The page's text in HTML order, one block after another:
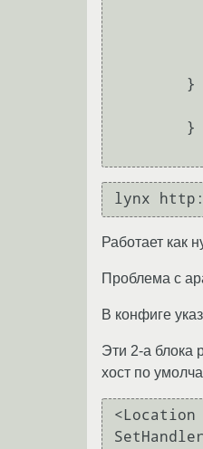
lynx
Работает как
Проблема с
В конфиге
Эти 2-а блока
хост по